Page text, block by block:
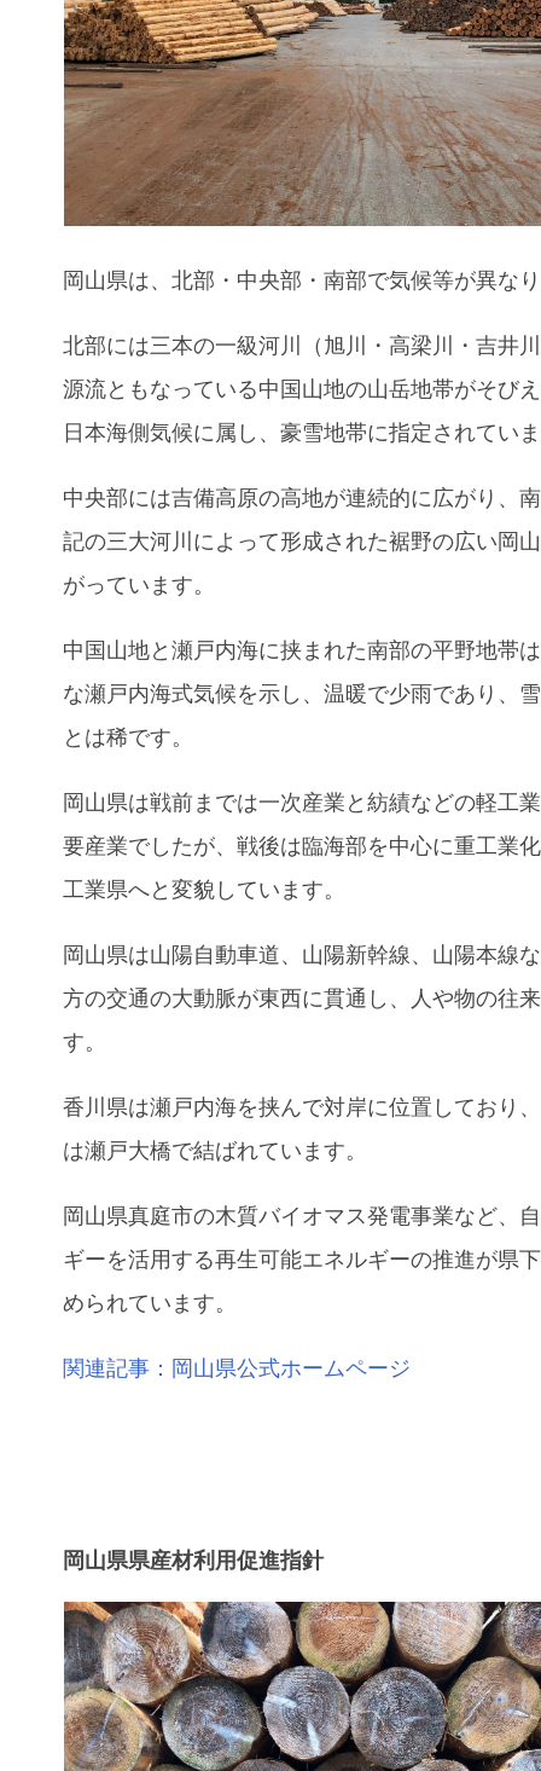
岡山県は、北部・中央部・南部で気候等が異な
北部には三本の一級河川（旭川・高梁川・吉井
源流ともなっている中国山地の山岳地帯がそび
日本海側気候に属し、豪雪地帯に指定されてい
中央部には吉備高原の高地が連続的に広がり、
記の三大河川によって形成された裾野の広い岡
がっています。
中国山地と瀬戸内海に挟まれた南部の平野地帯
な瀬戸内海式気候を示し、温暖で少雨であり、
とは稀です。
岡山県は戦前までは一次産業と紡績などの軽工
要産業でしたが、戦後は臨海部を中心に重工業
工業県へと変貌しています。
岡山県は山陽自動車道、山陽新幹線、山陽本線
方の交通の大動脈が東西に貫通し、人や物の往
す。
香川県は瀬戸内海を挟んで対岸に位置しており
は瀬戸大橋で結ばれています。
岡山県真庭市の木質バイオマス発電事業など、
ギーを活用する再生可能エネルギーの推進が県
められています。
関連記事：岡山県公式ホームページ
岡山県県産材利用促進指針